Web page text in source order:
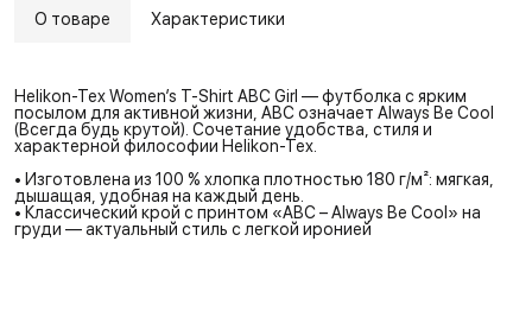
О товаре Характеристики
Helikon-Tex Women’s T-Shirt ABC Girl — футболка с ярким
посылом для активной жизни, ABC означает Always Be Cool
(Всегда будь крутой). Сочетание удобства, стиля и
характерной философии Helikon-Tex.
• Изготовлена из 100 % хлопка плотностью 180 г/м²: мягкая,
дышащая, удобная на каждый день.
• Классический крой с принтом «ABC – Always Be Cool» на
груди — актуальный стиль с легкой иронией